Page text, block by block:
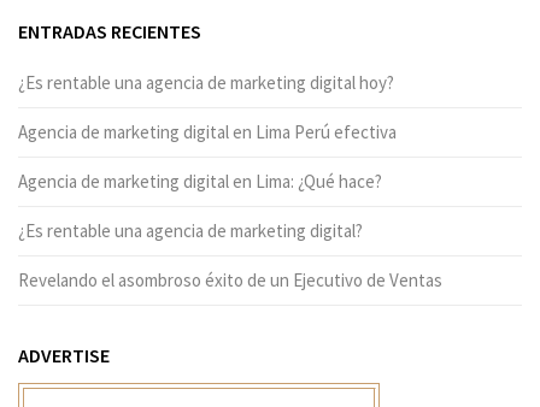
ENTRADAS RECIENTES
¿Es rentable una agencia de marketing digital hoy?
Agencia de marketing digital en Lima Perú efectiva
Agencia de marketing digital en Lima: ¿Qué hace?
¿Es rentable una agencia de marketing digital?
Revelando el asombroso éxito de un Ejecutivo de Ventas
ADVERTISE